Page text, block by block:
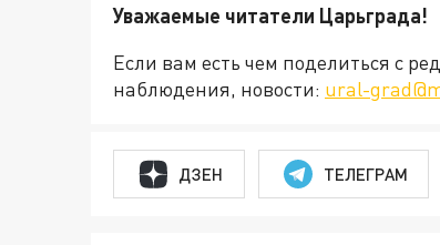
Уважаемые читатели Царьграда!
Если вам есть чем поделиться с
наблюдения, новости: ural-
ДЗЕН ТЕЛЕГРАМ